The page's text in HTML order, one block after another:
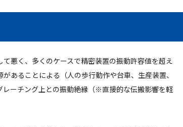
悪く、多くのケースで精密装置の振動許容値を超え
あることによる（人の歩行動作や台車、生産装置、
ーチング上との振動絶縁（※直接的な伝搬影響を軽